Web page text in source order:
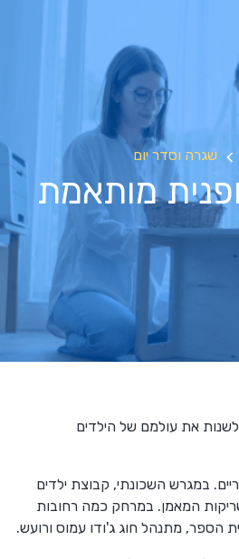
שגרה וסדר יום
מותאמת
לשנות את עולמם של הילדים
במגרש השכונתי, קבוצת ילדים
המאמן. במרחק כמה רחובות
הספר, מתנהל חוג ג'ודו עמוס ורועש.